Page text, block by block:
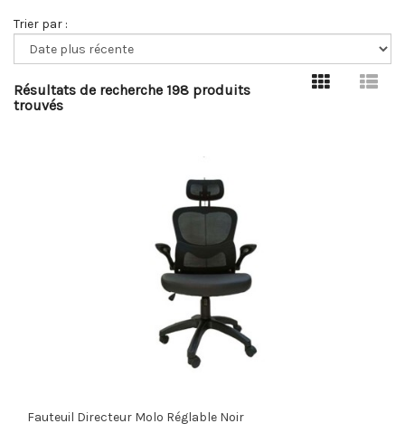
Trier par :
Résultats de recherche 198 produits
trouvés
Fauteuil Directeur Molo Réglable Noir